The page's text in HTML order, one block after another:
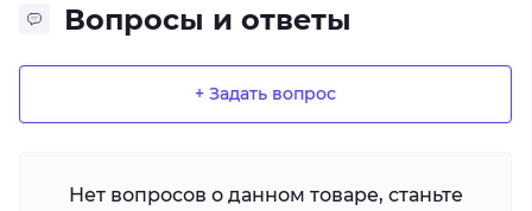
Вопросы и ответы
+ Задать вопрос
Нет вопросов о данном товаре, станьте